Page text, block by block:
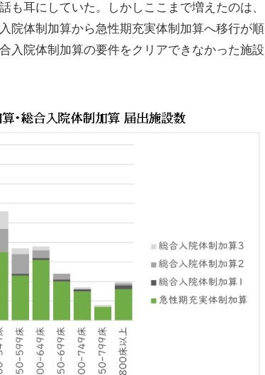
も耳にしていた。しかしここまで増えたのは、
院体制加算から急性期充実体制加算へ移行が順
入院体制加算の要件をクリアできなかった施設